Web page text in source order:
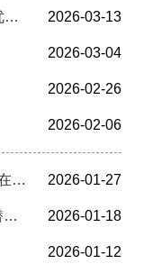
沃土豫新机 法治护营商 《河南省优化营商环境条例》2026年3月1日起施行 2026-03-13
2026-03-04
2026-02-26
2026-02-06
全国市场运行和消费促进工作会议在京召开 2026-01-27
权威访谈·开局“十五五”| 释放消费潜力活力 以高水平开放赢得战略主动——访商务部党组书记、部长王文涛 2026-01-18
2026-01-12